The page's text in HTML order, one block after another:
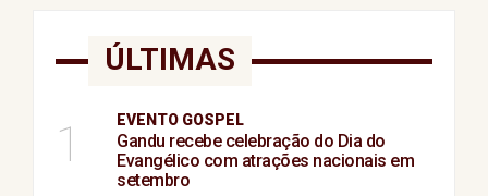
ÚLTIMAS
1 EVENTO GOSPEL
Gandu recebe celebração do Dia do
Evangélico com atrações nacionais em
setembro